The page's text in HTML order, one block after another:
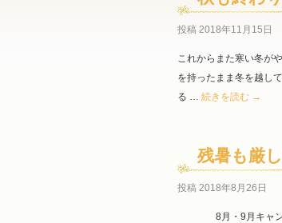
投稿 2018年11月15日
これからまた寒い冬が
を持ったまま冬を越し
る … 続きを読む →
残暑も厳
投稿 2018年8月26日
8月・9月キャンペー